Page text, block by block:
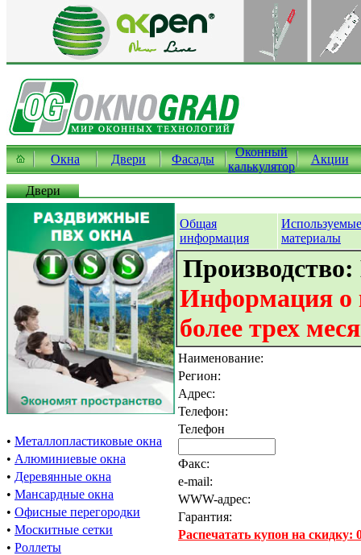
Окна Двери Фасады
Оконный
калькулятор
Акции
Двери
• Металлопластиковые окна
• Алюминиевые окна
• Деревянные окна
• Мансардные окна
• Офисные перегородки
• Москитные сетки
• Роллеты
Общая
информация
Используемые
материалы
Информация о
более трех
Наименование:
Регион:
Адрес:
Телефон:
Телефон
Факс:
e-mail:
WWW-адрес:
Гарантия:
Распечатать купон на скидку: